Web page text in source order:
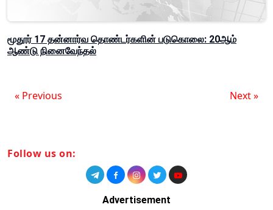
மூதூர் 17 தன்னார்வ தொண்டர்களின் படுகொலை: 20ஆம்
ஆண்டு நினைவேந்தல்
« Previous Next »
Follow us on:
Advertisement